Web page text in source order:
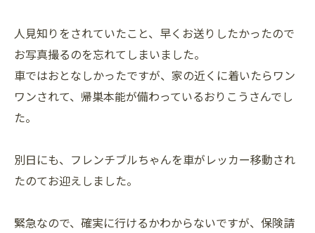
人見知りをされていたこと、早くお送りしたかったので
お写真撮るのを忘れてしまいました。
車ではおとなしかったですが、家の近くに着いたらワン
ワンされて、帰巣本能が備わっているおりこうさんでし
た。
別日にも、フレンチブルちゃんを車がレッカー移動され
たのてお迎えしました。
緊急なので、確実に行けるかわからないですが、保険請